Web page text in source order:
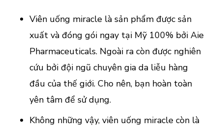
Viên uống miracle là sản phẩm được sản
xuất và đóng gói ngay tại Mỹ 100% bởi Aie
Pharmaceuticals. Ngoài ra còn được nghiên
cứu bởi đội ngũ chuyên gia da liễu hàng
đầu của thế giới. Cho nên, bạn hoàn toàn
yên tâm để sử dụng.
Không những vậy, viên uống miracle còn là